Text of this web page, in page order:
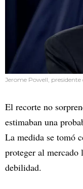
Jerome Powell, presidente
El recorte no
estimaban una
La medida se tomó
proteger al mercado
debilidad.